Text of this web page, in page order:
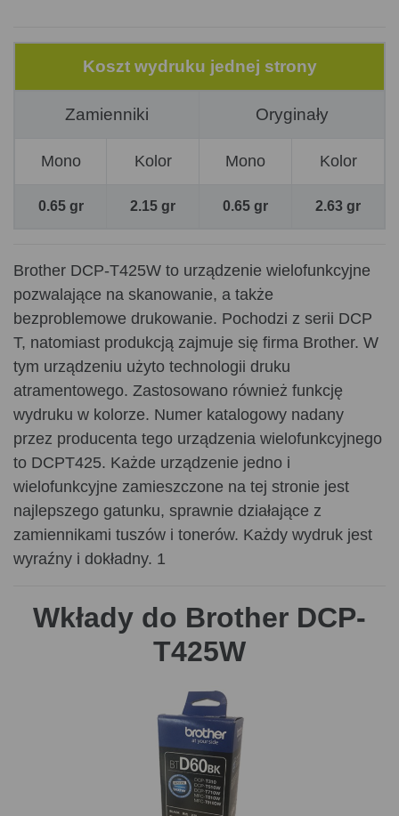
Koszt wydruku jednej strony
Zamienniki Oryginały
Mono Kolor Mono Kolor
0.65 gr 2.15 gr 0.65 gr 2.63 gr
Brother DCP-T425W to urządzenie wielofunkcyjne
pozwalające na skanowanie, a także
bezproblemowe drukowanie. Pochodzi z serii DCP
T, natomiast produkcją zajmuje się firma Brother. W
tym urządzeniu użyto technologii druku
atramentowego. Zastosowano również funkcję
wydruku w kolorze. Numer katalogowy nadany
przez producenta tego urządzenia wielofunkcyjnego
to DCPT425. Każde urządzenie jedno i
wielofunkcyjne zamieszczone na tej stronie jest
najlepszego gatunku, sprawnie działające z
zamiennikami tuszów i tonerów. Każdy wydruk jest
wyraźny i dokładny. 1
Wkłady do Brother DCP-
T425W